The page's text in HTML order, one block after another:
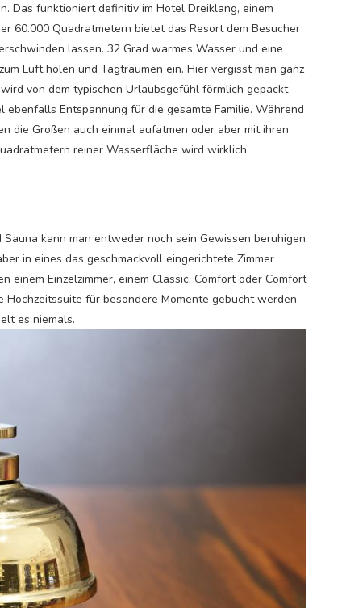
Das funktioniert definitiv im Hotel Dreiklang, einem
60.000 Quadratmetern bietet das Resort dem Besucher
lassen. 32 Grad warmes Wasser und eine
Luft holen und Tagträumen ein. Hier vergisst man ganz
von dem typischen Urlaubsgefühl förmlich gepackt
Entspannung für die gesamte Familie. Während
die Großen auch einmal aufatmen oder aber mit ihren
reiner Wasserfläche wird wirklich
kann man entweder noch sein Gewissen beruhigen
in eines das geschmackvoll eingerichtete Zimmer
einem Einzelzimmer, einem Classic, Comfort oder Comfort
für besondere Momente gebucht werden.
es niemals.